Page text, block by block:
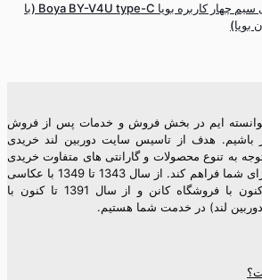
میکروفون یقه ای بی‌ سیم چهار‌ کاربره بویا Boya BY-V4U type-C (با
بویا)
تا کنون توانسته ایم در بخش فروش و خدمات پس از فروش
باشیم. هدف از تاسیس سایت دوربین لند خریدی
به تنوع محصولات و گارانتی های متفاوت خریدی
مطمئن و تضمین شده را برای شما فراهم کند. از سال 1343 تا 1349 با عکاسی
باردو و از سال 1350 تا کنون با فروشگاه کانن و از سال 1391 تا کنون با
لند) در خدمت شما هستیم.